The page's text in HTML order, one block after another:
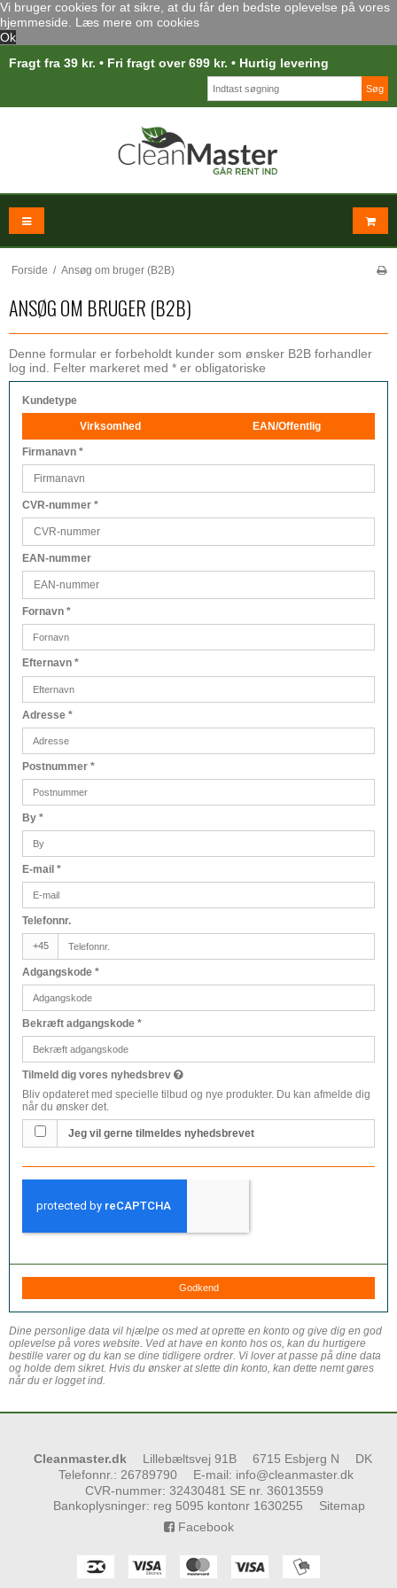
Vi bruger cookies for at sikre, at du får den bedste oplevelse på vores
hjemmeside. Læs mere om cookies
Ok
Fragt fra 39 kr. • Fri fragt over 699 kr. • Hurtig levering
Søg
Forside / Ansøg om bruger (B2B)
ANSØG OM BRUGER (B2B)
Denne formular er forbeholdt kunder som ønsker B2B forhandler
log ind. Felter markeret med * er obligatoriske
Kundetype
Virksomhed EAN/Offentlig
Firmanavn *
CVR-nummer *
EAN-nummer
Fornavn *
Efternavn *
Adresse *
Postnummer *
By *
E-mail *
Telefonnr.
+45
Adgangskode *
Bekræft adgangskode *
Tilmeld dig vores nyhedsbrev
Bliv opdateret med specielle tilbud og nye produkter. Du kan afmelde dig
når du ønsker det.
Jeg vil gerne tilmeldes nyhedsbrevet
Godkend
Dine personlige data vil hjælpe os med at oprette en konto og give dig en god
oplevelse på vores website. Ved at have en konto hos os, kan du hurtigere
bestille varer og du kan se dine tidligere ordrer. Vi lover at passe på dine data
og holde dem sikret. Hvis du ønsker at slette din konto, kan dette nemt gøres
når du er logget ind.
Cleanmaster.dk Lillebæltsvej 91B 6715 Esbjerg N
DK
Telefonnr. : 26789790 E-mail: info@cleanmaster.dk
CVR-nummer: 32430481 SE nr. 36013559
Bankoplysninger: reg 5095 kontonr 1630255
Sitemap
Facebook